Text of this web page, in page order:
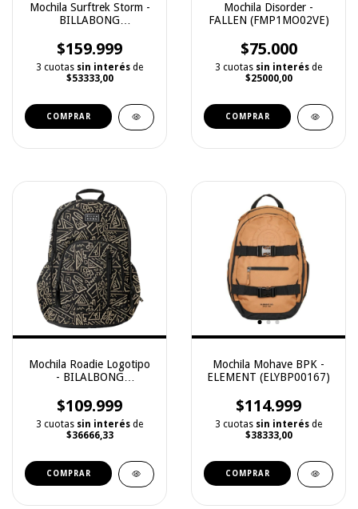
Mochila Surftrek Storm -
BILLABONG
$159.999
3 cuotas sin interés de
$53333,00
COMPRAR
Mochila Disorder -
FALLEN (FMP1MO02VE)
$75.000
3 cuotas sin interés de
$25000,00
COMPRAR
Mochila Roadie Logotipo
- BILALBONG
$109.999
3 cuotas sin interés de
$36666,33
COMPRAR
Mochila Mohave BPK -
ELEMENT (ELYBP00167)
$114.999
3 cuotas sin interés de
$38333,00
COMPRAR